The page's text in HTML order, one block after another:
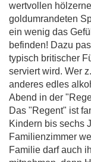
wertvollen
goldumrandeten
ein wenig das
befinden! Dazu
typisch britischer
serviert wird. Wer
anderes edles
Abend in der
Das "Regent" ist
Kindern bis sechs
Familienzimmer
Familie darf auch